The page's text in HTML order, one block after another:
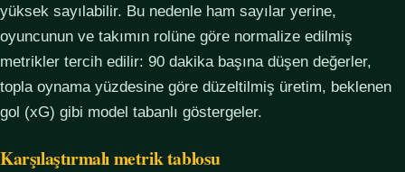
yüksek sayılabilir. Bu nedenle ham sayılar yerine,
oyuncunun ve takımın rolüne göre normalize edilmiş
metrikler tercih edilir: 90 dakika başına düşen değerler,
topla oynama yüzdesine göre düzeltilmiş üretim, beklenen
gol (xG) gibi model tabanlı göstergeler.
Karşılaştırmalı metrik tablosu